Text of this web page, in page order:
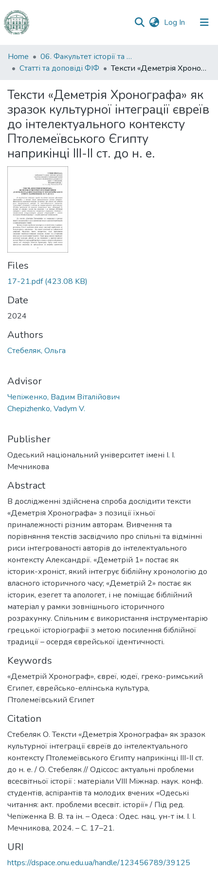
Log In (current)
Communities
&
All of DSpace
Statistics
Home
06. Факультет історії та філософії
Статті та доповіді ФІФ
Тексти «Деметрія Хронографа» як зразок культурної інтеграції євреїв до інтелектуального контексту Птолемеївського Єгипту наприкінці III-II ст. до н. е.
Тексти «Деметрія Хронографа» як
зразок культурної інтеграції євреїв
до інтелектуального контексту
Птолемеївського Єгипту
наприкінці III-II ст. до н. е.
Files
17-21.pdf(423.08 KB)
Date
2024
Authors
Стебеляк, Ольга
Advisor
Чепіженко, Вадим Віталійович
Chepizhenko, Vadym V.
Publisher
Одеський національний університет імені І. І.
Мечникова
Abstract
В дослідженні здійснена спроба дослідити тексти
«Деметрія Хронографа» з позиції їхньої
приналежності різним авторам. Вивчення та
порівняння текстів засвідчило про спільні та відмінні
риси інтегрованості авторів до інтелектуального
контексту Александрії. «Деметрій 1» постає як
історик-хроніст, який інтегрує біблійну хронологію до
власного історичного часу; «Деметрій 2» постає як
історик, езегет та апологет, і не поміщає біблійний
матеріал у рамки зовнішнього історичного
розрахунку. Спільним є використання інструментарію
грецької історіографії з метою посилення біблійної
традиції – осердя єврейської ідентичності.
Keywords
«Деметрій Хронограф», євреї, юдеї, греко-римський
Єгипет, єврейсько-еллінська культура,
Птолемеївський Єгипет
Citation
Стебеляк О. Тексти «Деметрія Хронографа» як зразок
культурної інтеграції євреїв до інтелектуального
контексту Птолемеївського Єгипту наприкінці III-II ст.
до н. е. / О. Стебеляк // Одіссос: актуальні проблеми
всесвітньої історії : матеріали VIIІ Міжнар. наук. конф.
студентів, аспірантів та молодих вчених «Одеські
читання: акт. проблеми всесвіт. історії» / Під ред.
Чепіженка В. В. та ін. – Одеса : Одес. нац. ун-т ім. І. І.
Мечникова, 2024. – С. 17–21.
URI
https://dspace.onu.edu.ua/handle/123456789/39125